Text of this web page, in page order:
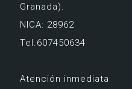
Granada).
NICA: 28962
Tel.607450634
Atención inmediata